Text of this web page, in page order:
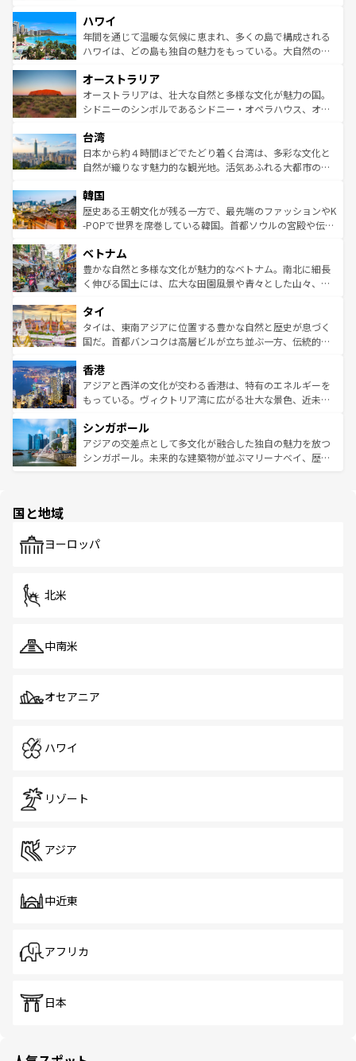
ば市内交通費無料で観光を楽しむこともできる。 なお、新
着のスイス情報はコンテンツ一覧 を参照してほしい。
のような巨大都市は、観光、ショッピング、エンターテイ
ンメントが詰まった刺激的なスポットだ。一方、アメリカ
西部には大自然が広がり、グランドキャニオンやイエロー
部のニューオーリンズでは、音楽と美食が融合した独特の
文化が魅力。旅行者はアメリカの各地域で異なる魅力を楽
しみながら、その多様性と豊かな歴史を感じることができ
ならではの贅沢な旅のスタイルだ。 なお、新着のアメリカ
情報はコンテンツ一覧を参照してほしい。
ハワイ
年間を通じて温暖な気候に恵まれ、多くの島で構成される
ハワイは、どの島も独自の魅力をもっている。大自然の神
ワイ島は見逃せない。また、定番の観光地といえばオアフ
島だが、静かな自然を求めるならマウイ島やカウアイ島が
おすすめ。エメラルドグリーンに輝く海をはじめ、豊かな
れるおもてなしの心で訪れる人々を迎えてくれるハワイの
人々、おいしいローカルフードやハワイアンミュージッ
ク、伝統的なフラダンスなど、すべてがハワイの魅力を彩
ワイを、存分に味わってほしい。 なお、新着のハワイ情報
はコンテンツ一覧を参照してほしい。
オーストラリア
オーストラリアは、壮大な自然と多様な文化が魅力の国。
シドニーのシンボルであるシドニー・オペラハウス、オー
リアリーフや大陸中央部にそびえるウルル（エアーズロッ
ク）、タスマニアの美しい原生林やケアンズの熱帯雨林な
ど、見どころがたくさん。また、カフェやワイン、オージ
いる。アクティビティも充実しており、サーフィンやダイ
ビング、ハイキングなど、アウトドア好きにはたまらな
い。オーストラリアの多彩な魅力を存分に味わいつくそ
参照してほしい。
台湾
日本から約４時間ほどでたどり着く台湾は、多彩な文化と
自然が織りなす魅力的な観光地。活気あふれる大都市の台
ン）、静ひつな山岳地帯である台湾東部など、都市の喧騒
と山間の静けさが共存しており、訪れる人に新しい発見と
驚きをもたらしてくれる。また、奥深い台湾の食文化も魅
容にもいいと評判のスイーツなど、バラエティ豊かな料理
が味わえる。 なお、新着の台湾情報は コンテンツ一覧を参
照してほしい。
韓国
歴史ある王朝文化が残る一方で、最先端のファッションやK
-POPで世界を席巻している韓国。首都ソウルの宮殿や伝統
き、地方に足を延ばせば四季折々の自然美を楽しむことが
できる。そして、キムチや焼肉、絶品のストリートフード
まで、さまざまな韓国料理が待っている。夜には、韓国な
リティに包まれながら、韓国の多彩な魅力を心ゆくまで味
わってみてほしい。 なお、新着の韓国情報はコンテンツ一
覧を参照してほしい。
ベトナム
豊かな自然と多様な文化が魅力的なベトナム。南北に細長
く伸びる国土には、広大な田園風景や青々とした山々、世
急速な発展と共に伝統が息づく。ハノイの古い町並みやホ
ーチミン市のフランス統治時代の建物も、独特の雰囲気を
醸し出している。また、バラエティの豊かさとおいしさで
とつ。フォーやバインミー、ベトナムコーヒーなどは、ぜ
ひ現地で味わいたい。どの地域を訪れてもあたたかい人々
が旅行者を迎えてくれるので、きっと忘れられない旅にな
参照してほしい。
タイ
タイは、東南アジアに位置する豊かな自然と歴史が息づく
国だ。首都バンコクは高層ビルが立ち並ぶ一方、伝統的な
の活気が交差している。北部ではチェンマイなどの山岳地
帯で自然と触れ合い、南部ではプーケットやクラビの美し
いビーチでリゾート気分を楽しむことができる。タイ料理
激する。気候は一年中温暖で、どの季節にも異なる楽しみ
が待っている。親しみやすいタイの人々、仏教を中心とし
た文化、そして多様な観光資源が、訪れる旅人を魅了し続
香港
アジアと西洋の文化が交わる香港は、特有のエネルギーを
もっている。ヴィクトリア湾に広がる壮大な景色、近未来
み、どこを訪れても感動するはず。観光スポットが密集し
ており、効率よく見どころを回れるのも魅力。息をのむよ
うな絶景から文化的な体験まで、香港を存分に楽しみ尽く
シンガポール
アジアの交差点として多文化が融合した独自の魅力を放つ
シンガポール。未来的な建築物が並ぶマリーナベイ、歴史
で、ホーカーズは地元の風情を楽しめる外せないスポット
国と地域
ヨーロッパ
北米
中南米
オセアニア
ハワイ
リゾート
アジア
中近東
アフリカ
日本